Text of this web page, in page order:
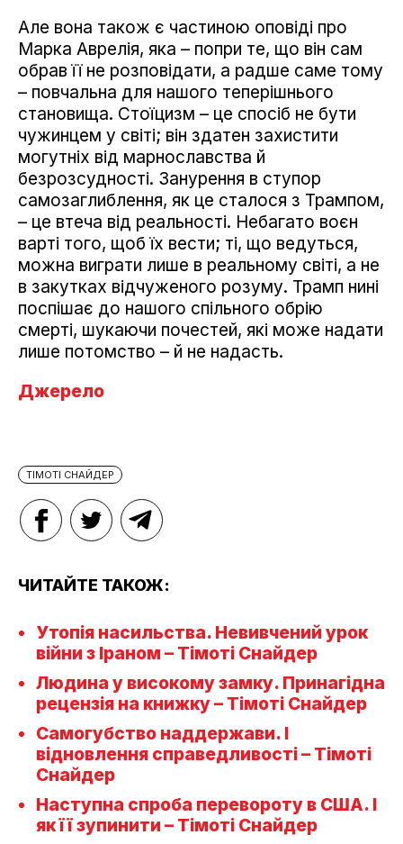
Але вона також є частиною оповіді про
Марка Аврелія, яка – попри те, що він сам
обрав її не розповідати, а радше саме тому
– повчальна для нашого теперішнього
становища. Стоїцизм – це спосіб не бути
чужинцем у світі; він здатен захистити
могутніх від марнославства й
безрозсудності. Занурення в ступор
самозаглиблення, як це сталося з Трампом,
– це втеча від реальності. Небагато воєн
варті того, щоб їх вести; ті, що ведуться,
можна виграти лише в реальному світі, а не
в закутках відчуженого розуму. Трамп нині
поспішає до нашого спільного обрію
смерті, шукаючи почестей, які може надати
лише потомство – й не надасть.
Джерело
ТІМОТІ СНАЙДЕР
ЧИТАЙТЕ ТАКОЖ:
Утопія насильства. Невивчений урок
війни з Іраном – Тімоті Снайдер
Людина у високому замку. Принагідна
рецензія на книжку – Тімоті Снайдер
Самогубство наддержави. І
відновлення справедливості – Тімоті
Снайдер
Наступна спроба перевороту в США. І
як її зупинити – Тімоті Снайдер